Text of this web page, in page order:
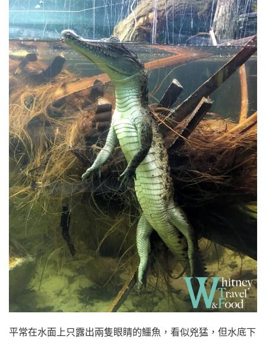
平常在水面上只露出兩隻眼睛的鱷魚，看似兇猛，但水底下